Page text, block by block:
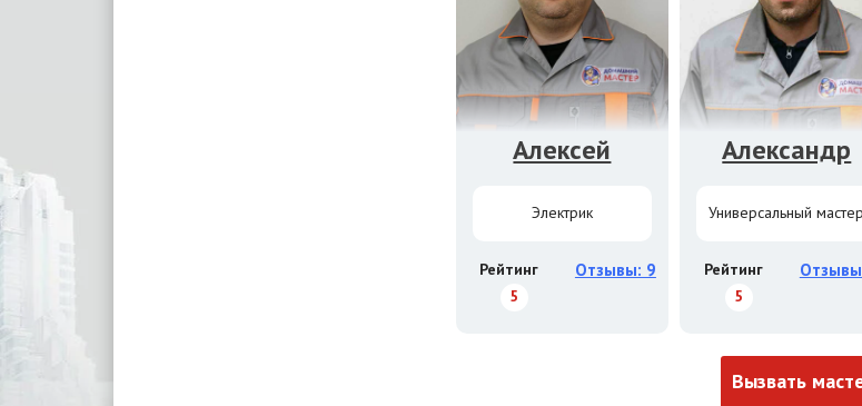
Алексей
Электрик
Рейтинг
5
Отзывы: 9
Александр
Универсальный мастер
Рейтинг
5
Вызвать